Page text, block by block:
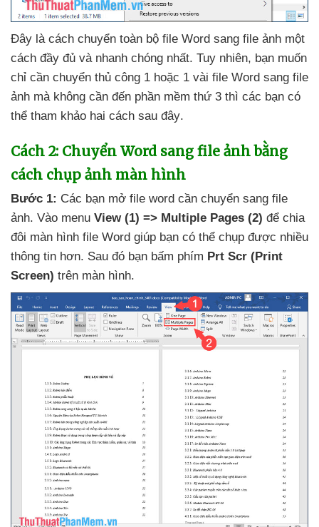
Đây là cách chuyển toàn bộ file Word sang file ảnh một
cách đầy đủ và nhanh chóng nhất. Tuy nhiên, bạn muốn
chỉ cần chuyển thủ công 1 hoặc 1 vài file Word sang file
ảnh mà không cần đến phần mềm thứ 3 thì các bạn có
thể tham khảo hai cách sau đây.
Cách 2: Chuyển Word sang file ảnh bằng
cách chụp ảnh màn hình
Bước 1: Các bạn mở file word cần chuyển sang file
ảnh. Vào menu View (1) => Multiple Pages (2) để chia
đôi màn hình file Word giúp bạn có thể chụp được nhiều
thông tin hơn. Sau đó bạn bấm phím Prt Scr (Print
Screen) trên màn hình.